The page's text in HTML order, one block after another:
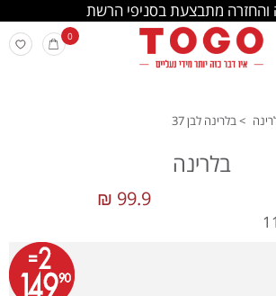
מתבצעת בסניפי הרשת
0
>בלרינה לבן 37
בלרינה
99.9 ₪